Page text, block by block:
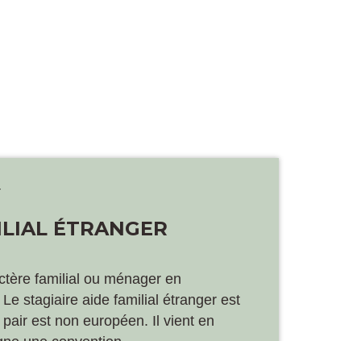
ÉTRANGER
familial ou ménager en
stagiaire aide familial étranger est
est non européen. Il vient en